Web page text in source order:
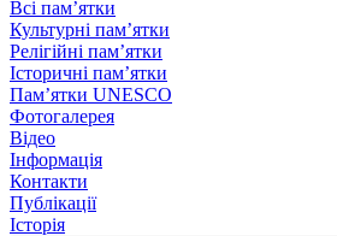
Всі пам’ятки
Культурні пам’ятки
Релігійні пам’ятки
Історичні пам’ятки
Пам’ятки UNESCO
Фотогалерея
Відео
Інформація
Контакти
Публікації
Історія